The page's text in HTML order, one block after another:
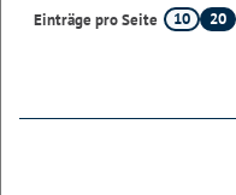
Einträge pro Seite
10 20